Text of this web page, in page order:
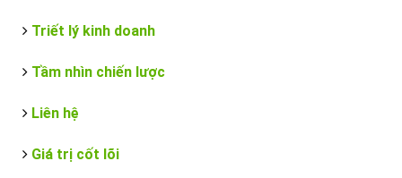
Triết lý kinh doanh
Tầm nhìn chiến lược
Liên hệ
Giá trị cốt lõi